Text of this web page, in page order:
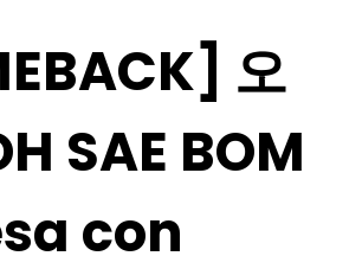
오
SAE BOM
con